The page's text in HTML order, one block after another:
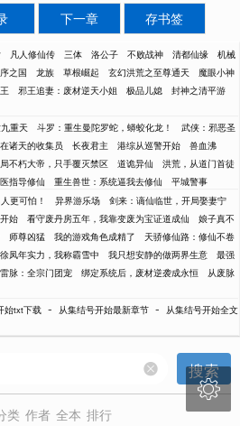
下一章 存书签
凡人修仙传 三体 洛公子 不败战神 清都仙缘
机械
之国 龙族 草根崛起 玄幻洪荒之至尊通天
魔眼小神
邪王追妻：废材逆天小姐 极品儿媳
封神之清平游
重天 斗罗：重生曼陀罗蛇，蟒蛟化龙！
武侠：邪恶圣
诸天的收集员 长夜君主 港综从巡警开始
兽血沸
不朽大帝，只手覆灭禁区 道诡异仙
洪荒，从道门首徒
指导修仙 重生兽世：系统逼我去修仙 平城警事
更可怕！ 异界游乐场
剑来：谪仙临世，开局娶妻宁
始 看守废丹房五年，我靠变废为宝证道成仙
娘子真不
师尊凶猛 我的游戏角色成精了
天骄修仙路：修仙不卷
凤年实力，我称霸雪中 我只想安静的做两界生意
最强
脉：全宗门团宠 绑定系统后，废材逆袭成永恒
从废脉
始txt下载 - 从集结号开始最新章节 -
从集结号开始全文
搜索
类 作者 全本 排行
